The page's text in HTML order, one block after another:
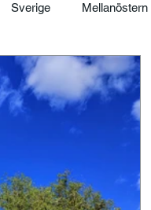
Sverige Mellanöstern